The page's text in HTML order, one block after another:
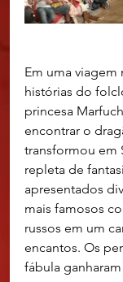
Em uma viagem
histórias do
princesa
encontrar o
transformou em
repleta de
apresentados
mais famosos
russos em um
encantos. Os
fábula